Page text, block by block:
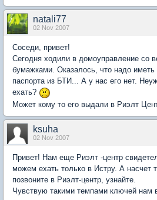
natali77
02 Nov 2007
Соседи, привет!
Сегодня ходили в домоуправление со
бумажками. Оказалось, что надо иметь
паспорта из БТИ... А у нас его нет.
ехать?
Может кому то его выдали в Риэлт
ksuha
02 Nov 2007
Привет! Нам еще Риэлт -центр
можем ехать только в Истру. А насчет
позвоните в Риэлт-центр, узнайте.
Чувствую такими темпами ключей нам